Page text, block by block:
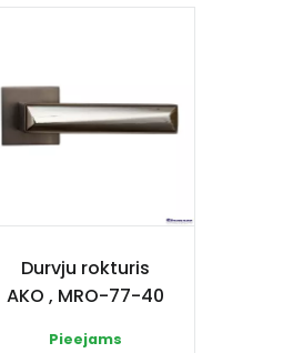
Durvju rokturis
AKO , MRO-77-40
Pieejams